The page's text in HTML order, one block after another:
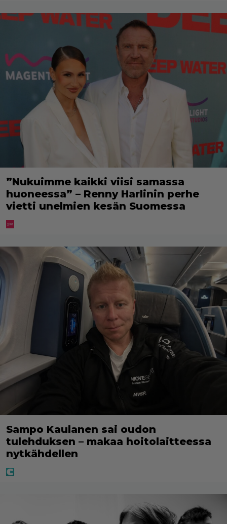
”Nukuimme kaikki viisi samassa
huoneessa” – Renny Harlinin perhe
vietti unelmien kesän Suomessa
Sampo Kaulanen sai oudon
tulehduksen – makaa hoitolaitteessa
nytkähdellen